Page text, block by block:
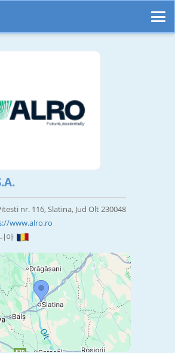
nr. 116, Slatina, Jud Olt 230048
www.alro.ro
아